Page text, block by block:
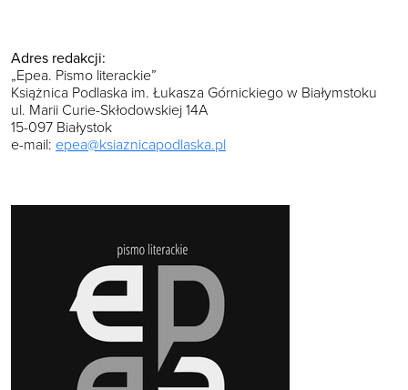
Adres redakcji:
„Epea. Pismo literackie”
Książnica Podlaska im. Łukasza Górnickiego w Białymstoku
ul. Marii Curie-Skłodowskiej 14A
15-097 Białystok
e-mail: epea@ksiaznicapodlaska.pl